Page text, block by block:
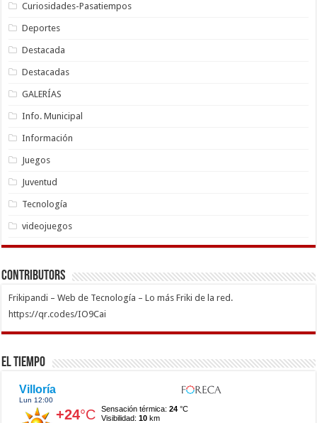
Curiosidades-Pasatiempos
Deportes
Destacada
Destacadas
GALERÍAS
Info. Municipal
Información
Juegos
Juventud
Tecnología
videojuegos
Contributors
Frikipandi – Web de Tecnología – Lo más Friki de la red.
https://qr.codes/IO9Cai
El Tiempo